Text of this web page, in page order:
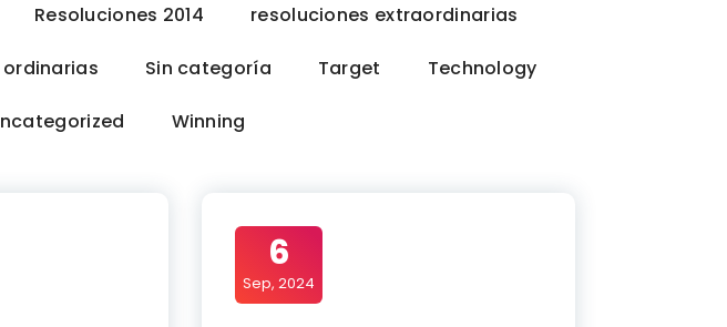
Resoluciones 2014 resoluciones extraordinarias
Sin categoría Target Technology
Winning
6
Sep, 2024